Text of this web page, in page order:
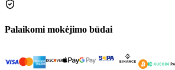
Palaikomi mokėjimo būdai